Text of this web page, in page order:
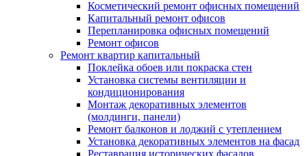
Косметический ремонт офисных помещений
Капитальный ремонт офисов
Перепланировка офисных помещений
Ремонт офисов
Ремонт квартир капитальный
Поклейка обоев или покраска стен
Установка системы вентиляции и
кондиционирования
Монтаж декоративных элементов
(молдинги, панели)
Ремонт балконов и лоджий с утеплением
Установка декоративных элементов на фасад
Реставрация исторических фасадов